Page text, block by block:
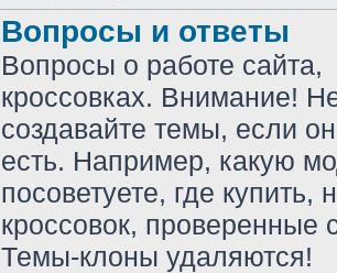
Вопросы и ответы
Вопросы о работе сайта,
кроссовках. Внимание!
создавайте темы, если
есть. Например, какую
посоветуете, где купить,
кроссовок, проверенные
Темы-клоны удаляются!